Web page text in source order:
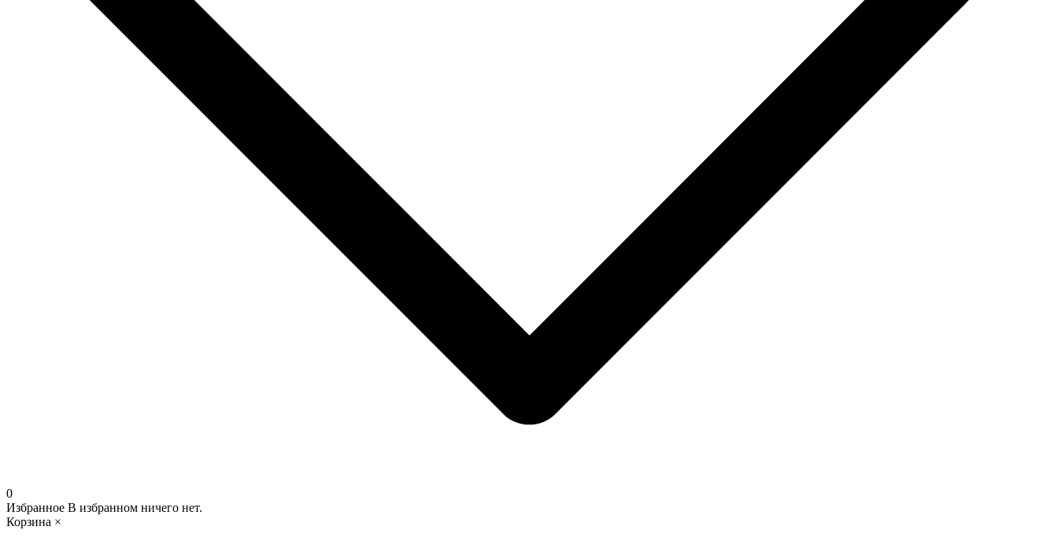
0
Избранное В избранном ничего нет.
Корзина ×